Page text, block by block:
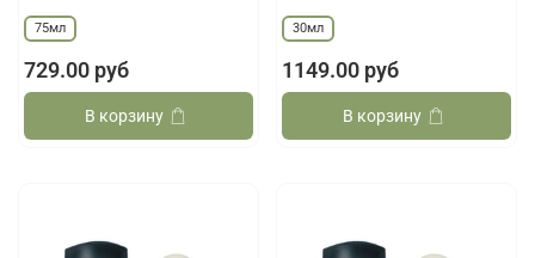
75мл
729.00 руб
В корзину
30мл
1149.00 руб
В корзину